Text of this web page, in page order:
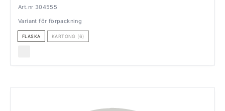
Art.nr 304555
Variant för förpackning
FLASKA KARTONG (6)